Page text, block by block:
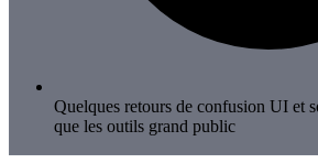
Quelques retours de confusion UI et
que les outils grand public